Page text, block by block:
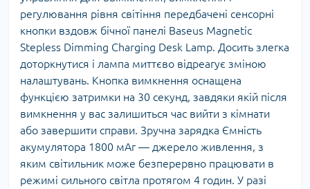
регулювання рівня світіння передбачені сенсорні
кнопки вздовж бічної панелі Baseus Magnetic
Stepless Dimming Charging Desk Lamp. Досить злегка
доторкнутися і лампа миттєво відреагує зміною
налаштувань. Кнопка вимкнення оснащена
функцією затримки на 30 секунд, завдяки якій після
вимкнення у вас залишиться час вийти з кімнати
або завершити справи. Зручна зарядка Ємність
акумулятора 1800 мАг — джерело живлення, з
яким світильник може безперервно працювати в
режимі сильного світла протягом 4 годин. У разі